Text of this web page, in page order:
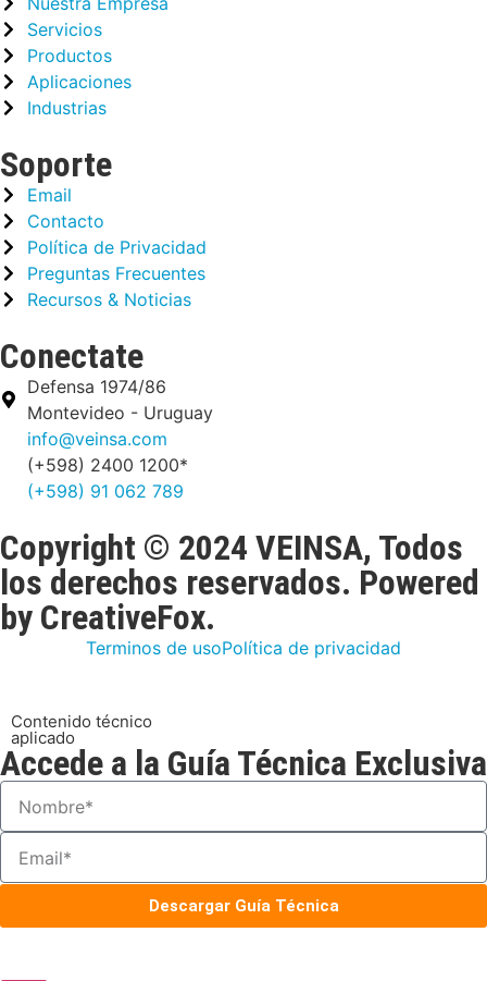
Servicios
Productos
Aplicaciones
Industrias
Soporte
Email
Contacto
Política de Privacidad
Preguntas Frecuentes
Recursos & Noticias
Conectate
Defensa 1974/86
Montevideo - Uruguay
info@veinsa.com
(+598) 2400 1200*
(+598) 91 062 789
Copyright © 2024 VEINSA, Todos
los derechos reservados. Powered
by CreativeFox.
Terminos de usoPolítica de privacidad
Contenido técnico
aplicado
Accede a la Guía Técnica Exclusiva
Descargar Guía Técnica